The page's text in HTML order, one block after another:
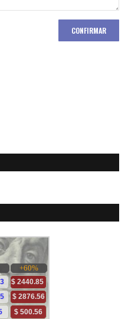
CONFIRMAR